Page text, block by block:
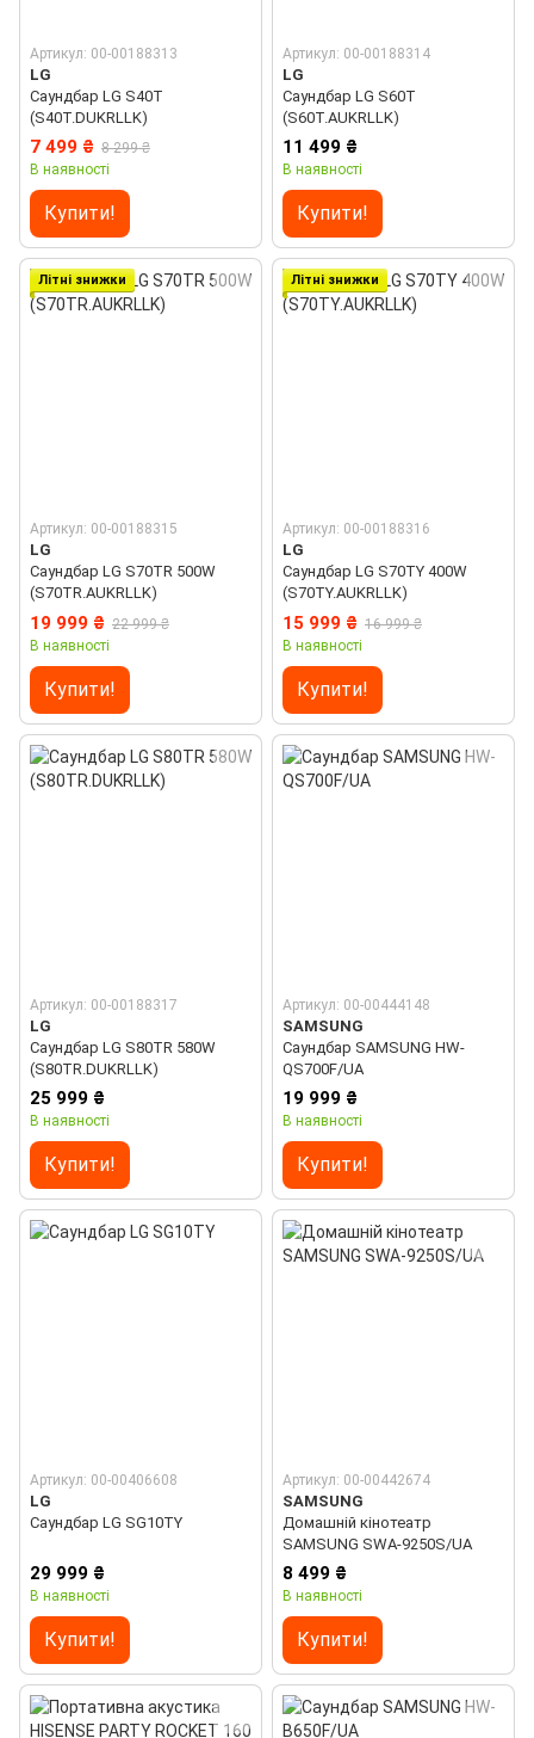
Артикул: 00-00188313
LG
Саундбар LG S40T
(S40T.DUKRLLK)
7 499 ₴ 8 299 ₴
В наявності
Купити!
Артикул: 00-00188314
LG
Саундбар LG S60T
(S60T.AUKRLLK)
11 499 ₴
В наявності
Купити!
Літні знижки
Артикул: 00-00188315
LG
Саундбар LG S70TR 500W
(S70TR.AUKRLLK)
19 999 ₴ 22 999 ₴
В наявності
Купити!
Літні знижки
Артикул: 00-00188316
LG
Саундбар LG S70TY 400W
(S70TY.AUKRLLK)
15 999 ₴ 16 999 ₴
В наявності
Купити!
Артикул: 00-00188317
LG
Саундбар LG S80TR 580W
(S80TR.DUKRLLK)
25 999 ₴
В наявності
Купити!
Артикул: 00-00444148
SAMSUNG
Саундбар SAMSUNG HW-
QS700F/UA
19 999 ₴
В наявності
Купити!
Артикул: 00-00406608
LG
Саундбар LG SG10TY
29 999 ₴
В наявності
Купити!
Артикул: 00-00442674
SAMSUNG
Домашнiй кiнотеатр
SAMSUNG SWA-9250S/UA
8 499 ₴
В наявності
Купити!